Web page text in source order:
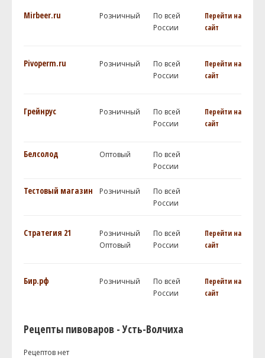
Mirbeer.ru Розничный
По всей
России
Перейти на
сайт
Pivoperm.ru Розничный
По всей
России
Перейти на
сайт
Грейнрус Розничный
По всей
России
Перейти на
сайт
Белсолод Оптовый
По всей
России
Тестовый магазин Розничный
По всей
России
Стратегия 21
Розничный
Оптовый
По всей
России
Перейти на
сайт
Бир.рф Розничный
По всей
России
Перейти на
сайт
Рецепты пивоваров - Усть-Волчиха
Рецептов нет